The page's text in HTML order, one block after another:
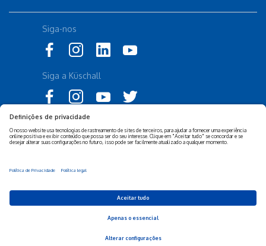
Declaração de Acessibilidade
Política Legal Invacare
Cookies Invacare
Siga-nos
Siga a Küschall